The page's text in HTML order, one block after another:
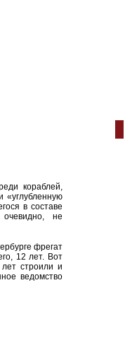
кораблей,
в составе
не
фрегат
12 лет. Вот
строили и
ведомство